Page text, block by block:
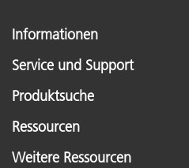
Informationen
Service und Support
Produktsuche
Ressourcen
Weitere Ressourcen